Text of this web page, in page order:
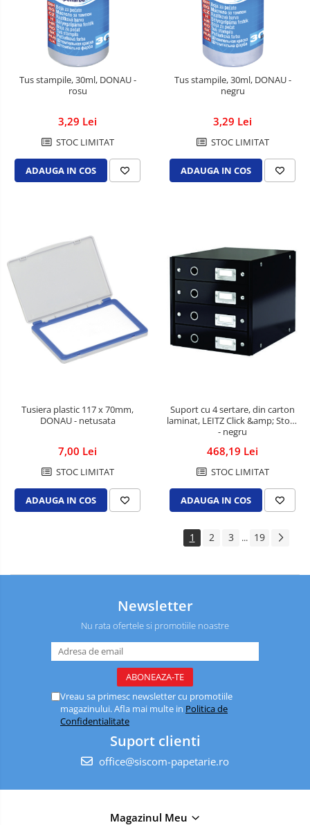
Tus stampile, 30ml, DONAU -
rosu
3,29 Lei
STOC LIMITAT
ADAUGA IN COS
Tus stampile, 30ml, DONAU -
negru
3,29 Lei
STOC LIMITAT
ADAUGA IN COS
Tusiera plastic 117 x 70mm,
DONAU - netusata
7,00 Lei
STOC LIMITAT
ADAUGA IN COS
Suport cu 4 sertare, din carton
laminat, LEITZ Click &amp; Store
- negru
468,19 Lei
STOC LIMITAT
ADAUGA IN COS
1 2 3 ... 19
Newsletter
Nu rata ofertele si promotiile noastre
Vreau sa primesc newsletter cu promotiile
magazinului. Afla mai multe in Politica de
Confidentialitate
Suport clienti
office@siscom-papetarie.ro
Magazinul Meu